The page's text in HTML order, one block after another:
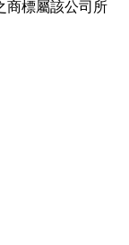
商標屬該公司所